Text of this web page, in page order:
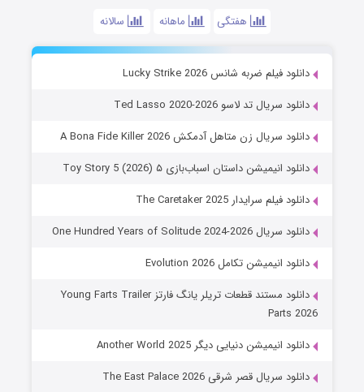
هفتگی ماهانه سالانه
دانلود فیلم ضربه شانس Lucky Strike 2026
دانلود سریال تد لاسو Ted Lasso 2020-2026
دانلود سریال زن متاهل آدمکش A Bona Fide Killer 2026
دانلود انیمیشن داستان اسباب‌بازی ۵ Toy Story 5 (2026)
دانلود فیلم سرایدار The Caretaker 2025
دانلود سریال One Hundred Years of Solitude 2024-2026
دانلود انیمیشن تکامل Evolution 2026
دانلود مستند قطعات تریلر یانگ فارتز Young Farts Trailer
Parts 2026
دانلود انیمیشن دنیایی دیگر Another World 2025
دانلود سریال قصر شرقی The East Palace 2026